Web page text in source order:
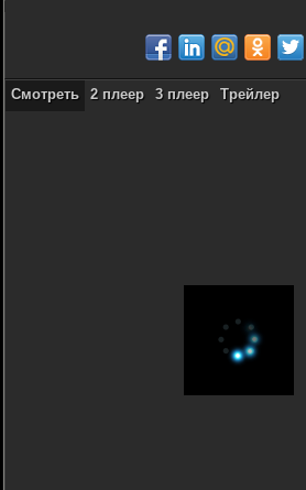
Смотреть 2 плеер 3 плеер Трейлер